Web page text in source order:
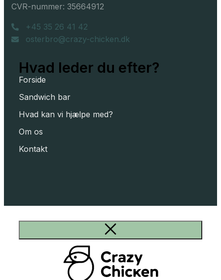
CVR-nummer: 35664912
+45 35 26 41 42
osterbro@crazy-chicken.dk
Hvad leder du efter?
Forside
Sandwich bar
Hvad kan vi hjælpe med?
Om os
Kontakt